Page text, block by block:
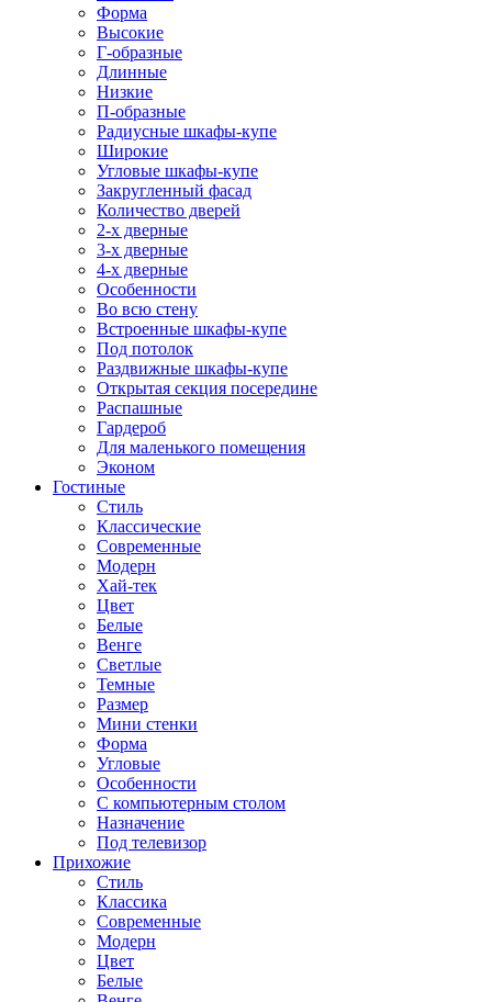
Форма
Высокие
Г-образные
Длинные
Низкие
П-образные
Радиусные шкафы-купе
Широкие
Угловые шкафы-купе
Закругленный фасад
Количество дверей
2-х дверные
3-х дверные
4-х дверные
Особенности
Во всю стену
Встроенные шкафы-купе
Под потолок
Раздвижные шкафы-купе
Открытая секция посередине
Распашные
Гардероб
Для маленького помещения
Эконом
Гостиные
Стиль
Классические
Современные
Модерн
Хай-тек
Цвет
Белые
Венге
Светлые
Темные
Размер
Мини стенки
Форма
Угловые
Особенности
С компьютерным столом
Назначение
Под телевизор
Прихожие
Стиль
Классика
Современные
Модерн
Цвет
Белые